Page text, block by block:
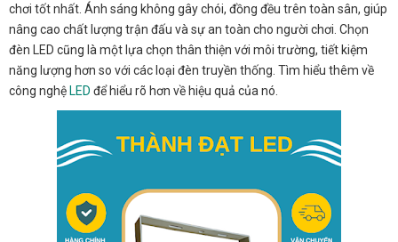
chơi tốt nhất. Ánh sáng không gây chói, đồng đều trên toàn sân, giúp
nâng cao chất lượng trận đấu và sự an toàn cho người chơi. Chọn
đèn LED cũng là một lựa chọn thân thiện với môi trường, tiết kiệm
năng lượng hơn so với các loại đèn truyền thống. Tìm hiểu thêm về
công nghệ LED để hiểu rõ hơn về hiệu quả của nó.